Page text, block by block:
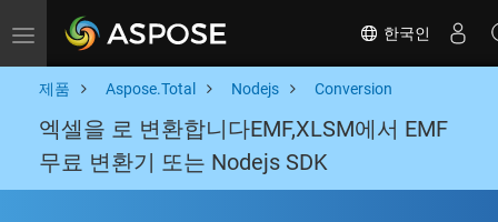
Toggle navigation 한국인
제품 Aspose.Total Nodejs Conversion
엑셀을 로 변환합니다EMF,XLSM에서 EMF
무료 변환기 또는 Nodejs SDK